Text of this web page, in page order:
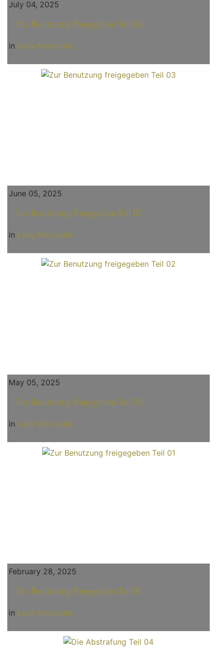
July 04, 2025
Zur Benutzung freigegeben Teil 04
in Lady Mercedes
June 05, 2025
Zur Benutzung freigegeben Teil 03
in Lady Mercedes
May 05, 2025
Zur Benutzung freigegeben Teil 02
in Lady Mercedes
February 28, 2025
Zur Benutzung freigegeben Teil 01
in Lady Mercedes